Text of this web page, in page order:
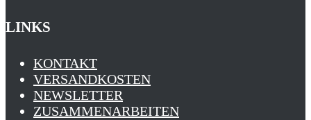
LINKS
KONTAKT
VERSANDKOSTEN
NEWSLETTER
ZUSAMMENARBEITEN